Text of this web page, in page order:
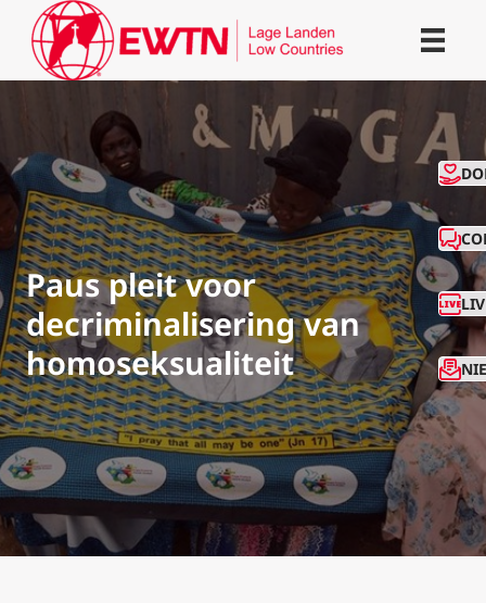
Paus pleit voor
decriminalisering van
homoseksualiteit